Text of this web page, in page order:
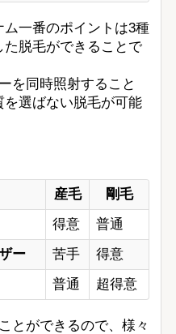
一番のポイントは3種
脱毛ができることで
を同時照射すること
選ばない脱毛が可能
産毛
剛毛
得意
普通
ー
苦手
得意
普通 超得意
とができるので、様々